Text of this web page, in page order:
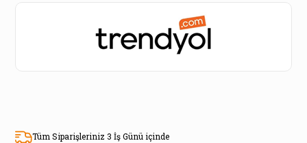
Tüm Siparişleriniz 3 İş Günü içinde